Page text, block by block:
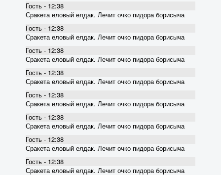
Гость - 12:38
Сракета еловый елдак. Лечит очко пидора борисыча
Гость - 12:38
Сракета еловый елдак. Лечит очко пидора борисыча
Гость - 12:38
Сракета еловый елдак. Лечит очко пидора борисыча
Гость - 12:38
Сракета еловый елдак. Лечит очко пидора борисыча
Гость - 12:38
Сракета еловый елдак. Лечит очко пидора борисыча
Гость - 12:38
Сракета еловый елдак. Лечит очко пидора борисыча
Гость - 12:38
Сракета еловый елдак. Лечит очко пидора борисыча
Гость - 12:38
Сракета еловый елдак. Лечит очко пидора борисыча